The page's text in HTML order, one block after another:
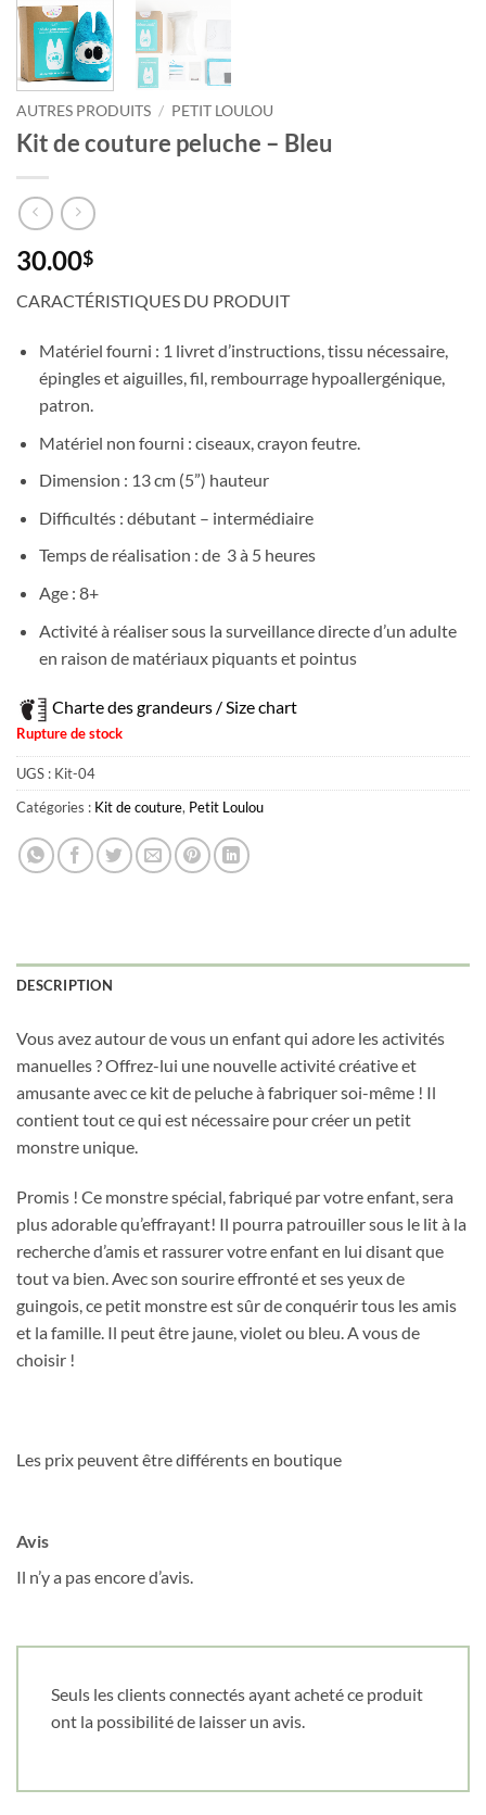
AUTRES PRODUITS / PETIT LOULOU
Kit de couture peluche – Bleu
30.00$
CARACTÉRISTIQUES DU PRODUIT
Matériel fourni : 1 livret d’instructions, tissu nécessaire,
épingles et aiguilles, fil, rembourrage hypoallergénique,
patron.
Matériel non fourni : ciseaux, crayon feutre.
Dimension : 13 cm (5”) hauteur
Difficultés : débutant – intermédiaire
Temps de réalisation : de 3 à 5 heures
Age : 8+
Activité à réaliser sous la surveillance directe d’un adulte
en raison de matériaux piquants et pointus
Charte des grandeurs / Size chart
Rupture de stock
UGS : Kit-04
Catégories : Kit de couture, Petit Loulou
DESCRIPTION
Vous avez autour de vous un enfant qui adore les activités
manuelles ? Offrez-lui une nouvelle activité créative et
amusante avec ce kit de peluche à fabriquer soi-même ! Il
contient tout ce qui est nécessaire pour créer un petit
monstre unique.
Promis ! Ce monstre spécial, fabriqué par votre enfant, sera
plus adorable qu’effrayant! Il pourra patrouiller sous le lit à la
recherche d’amis et rassurer votre enfant en lui disant que
tout va bien. Avec son sourire effronté et ses yeux de
guingois, ce petit monstre est sûr de conquérir tous les amis
et la famille. Il peut être jaune, violet ou bleu. A vous de
choisir !
Les prix peuvent être différents en boutique
Avis
Il n’y a pas encore d’avis.
Seuls les clients connectés ayant acheté ce produit
ont la possibilité de laisser un avis.
Courriel
*
*
Date
de
naissance
Cliquez
ici
votre
10%